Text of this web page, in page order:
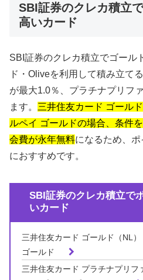
SBI証券のクレカ積立
高いカード
SBI証券のクレカ積立でゴール
ド・Oliveを利用して積み立て
が最大1.0％、プラチナプリフ
ます。 三井住友カード ゴール
ルペイ ゴールドの場合、条件
会費が永年無料になるため、
におすすめです。
SBI証券のクレカ積立で
いカード
三井住友カード ゴールド（NL
ゴールド
三井住友カード プラチナプリフ